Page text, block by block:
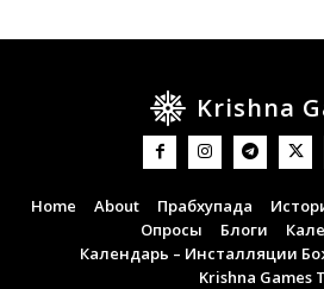
Krishna
Home About Прабхупада
Опросы
Блоги
Календарь – Инсталляции
Krishna Games